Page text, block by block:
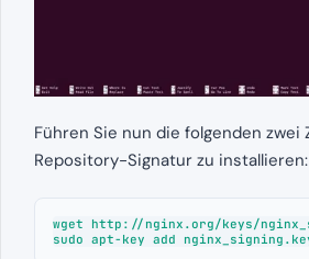
Führen Sie nun die folgenden zwei
Repository-Signatur zu installieren:
wget http://nginx.org/keys/
sudo apt-key add